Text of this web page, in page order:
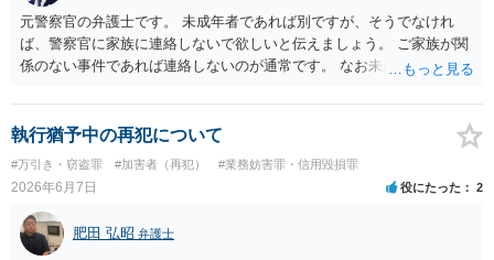
元警察官の弁護士です。 未成年者であれば別ですが、そうでなけれ
ば、警察官に家族に連絡しないで欲しいと伝えましょう。 ご家族が関
係のない事件であれば連絡しないのが通常です。 なお未成年者の場合
執行猶予中の再犯について
#万引き・窃盗罪 #加害者（再犯） #業務妨害罪・信用毀損罪
2026年6月7日 役にたった 2
肥田 弘昭 弁護士